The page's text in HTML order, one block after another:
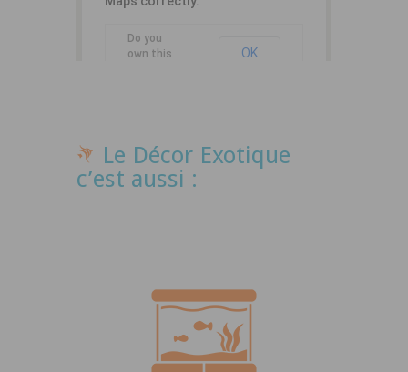
Do you
own this
OK
Le Décor Exotique
c’est aussi :